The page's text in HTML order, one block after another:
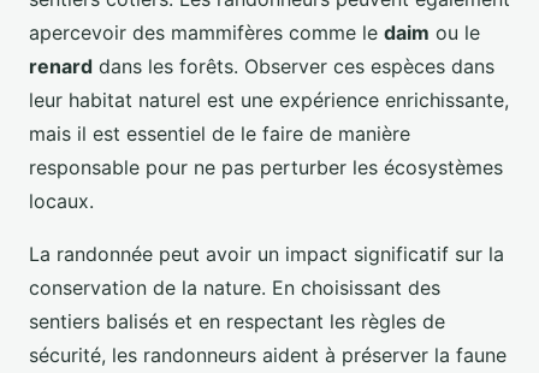
apercevoir des mammifères comme le daim ou le
renard dans les forêts. Observer ces espèces dans
leur habitat naturel est une expérience enrichissante,
mais il est essentiel de le faire de manière
responsable pour ne pas perturber les écosystèmes
locaux.
La randonnée peut avoir un impact significatif sur la
conservation de la nature. En choisissant des
sentiers balisés et en respectant les règles de
sécurité, les randonneurs aident à préserver la faune